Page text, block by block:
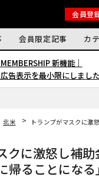
会員登
会員限定記事 カ
新機能｜
告表示を最小限にしました
北米
トランプがマスクに激
クに激怒し補助
帰ることになる」